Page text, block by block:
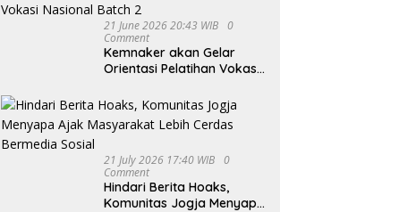
21 June 2026 20:43 WIB
0
Comment
Kemnaker akan Gelar
Orientasi Pelatihan Vokasi
21 July 2026 17:40 WIB
0
Comment
Hindari Berita Hoaks,
Komunitas Jogja Menyapa